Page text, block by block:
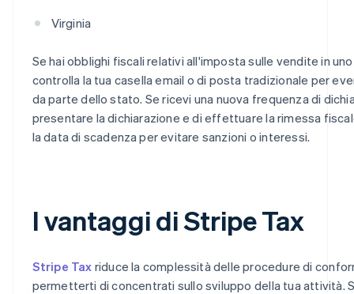
Virginia
Se hai obblighi fiscali relativi all'imposta sulle vendite in
controlla la tua casella email o di posta tradizionale per
da parte dello stato. Se ricevi una nuova frequenza di
presentare la dichiarazione e di effettuare la rimessa
la data di scadenza per evitare sanzioni o interessi.
I vantaggi di Stripe Tax
Stripe Tax riduce la complessità delle procedure di
permetterti di concentrati sullo sviluppo della tua attività.